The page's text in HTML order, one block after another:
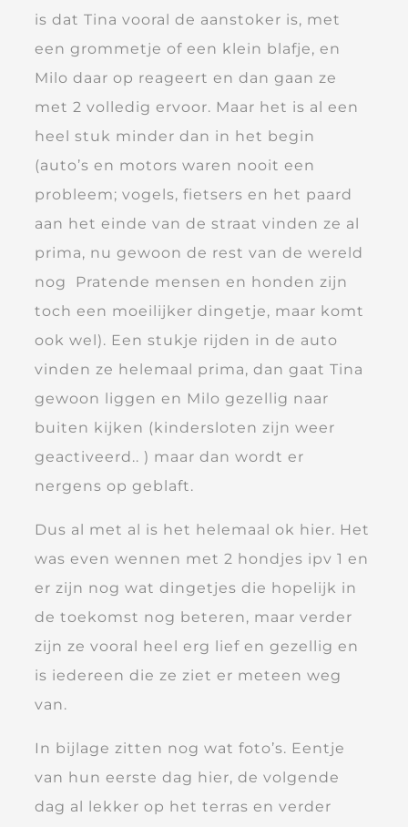
is dat Tina vooral de aanstoker is, met
een grommetje of een klein blafje, en
Milo daar op reageert en dan gaan ze
met 2 volledig ervoor. Maar het is al een
heel stuk minder dan in het begin
(auto’s en motors waren nooit een
probleem; vogels, fietsers en het paard
aan het einde van de straat vinden ze al
prima, nu gewoon de rest van de wereld
nog Pratende mensen en honden zijn
toch een moeilijker dingetje, maar komt
ook wel). Een stukje rijden in de auto
vinden ze helemaal prima, dan gaat Tina
gewoon liggen en Milo gezellig naar
buiten kijken (kindersloten zijn weer
geactiveerd.. ) maar dan wordt er
nergens op geblaft.
Dus al met al is het helemaal ok hier. Het
was even wennen met 2 hondjes ipv 1 en
er zijn nog wat dingetjes die hopelijk in
de toekomst nog beteren, maar verder
zijn ze vooral heel erg lief en gezellig en
is iedereen die ze ziet er meteen weg
van.
In bijlage zitten nog wat foto’s. Eentje
van hun eerste dag hier, de volgende
dag al lekker op het terras en verder